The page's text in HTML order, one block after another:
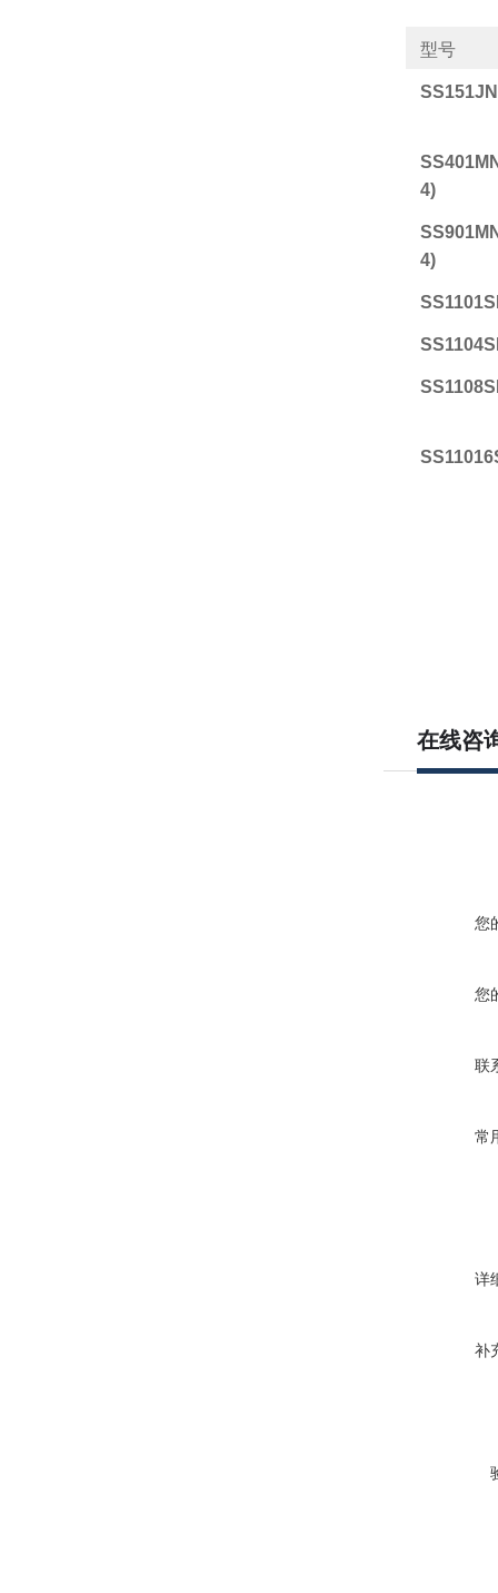
型号
4)
4)
在线咨
您
您
联
常
详
补